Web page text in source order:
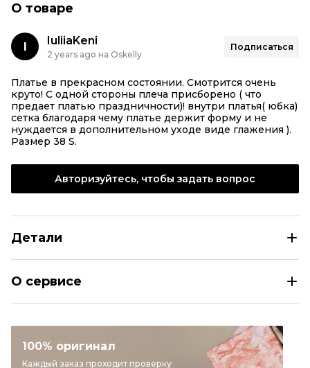
О товаре
I IuliiaKeni
2 years ago на Oskelly
Подписаться
Платье в прекрасном состоянии. Смотрится очень
круто! С одной стороны плеча присборено ( что
предает платью праздничности)! внутри платья( юбка)
сетка благодаря чему платье держит форму и не
нуждается в дополнительном уходе виде глажения ).
Авторизуйтесь, чтобы задать вопрос
Детали
Категория
Повседневные платья
Бренд
MAJE
О сервисе
100% оригинал
Каждый заказ проходит проверку